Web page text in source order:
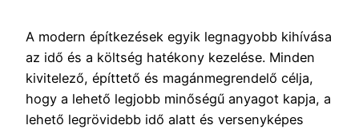
A modern építkezések egyik legnagyobb kihívása
az idő és a költség hatékony kezelése. Minden
kivitelező, építtető és magánmegrendelő célja,
hogy a lehető legjobb minőségű anyagot kapja, a
lehető legrövidebb idő alatt és versenyképes